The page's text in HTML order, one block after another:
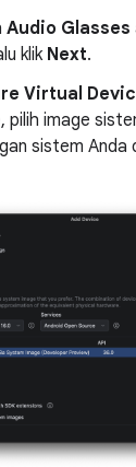
Audio Glasses
klik Next.
Virtual
, pilih image
sistem Anda